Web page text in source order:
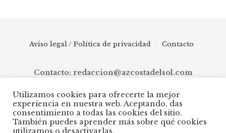
Aviso legal / Política de privacidad Contacto
Contacto: redaccion@azcostadelsol.com
© 2025 AZ Costa del Sol - Diario digital de Málaga capital hasta
Manilva, pasando por Torremolinos, Benalmádena, Fuengirola,
Mijas, Ojén, Marbella, Istán, Benahavís, Estepona y Casares.
Utilizamos cookies para ofrecerte la mejor
experiencia en nuestra web. Aceptando, das
consentimiento a todas las cookies del sitio.
También puedes aprender más sobre qué cookies
utilizamos o desactivarlas.